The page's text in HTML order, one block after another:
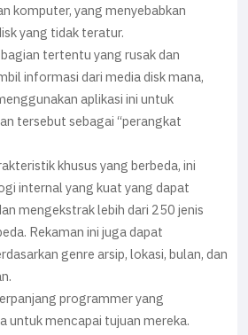
komputer, yang menyebabkan
yang tidak teratur.
tertentu yang rusak dan
informasi dari media disk mana,
aplikasi ini untuk
tersebut sebagai “perangkat
khusus yang berbeda, ini
internal yang kuat yang dapat
mengekstrak lebih dari 250 jenis
Rekaman ini juga dapat
genre arsip, lokasi, bulan, dan
programmer yang
untuk mencapai tujuan mereka.